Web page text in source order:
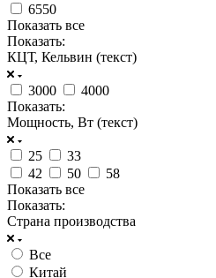
6550
Показать все
Показать:
КЦТ, Кельвин (текст)
3000
4000
Показать:
Мощность, Вт (текст)
25
33
42
50
58
Показать все
Показать:
Страна производства
Все
Китай